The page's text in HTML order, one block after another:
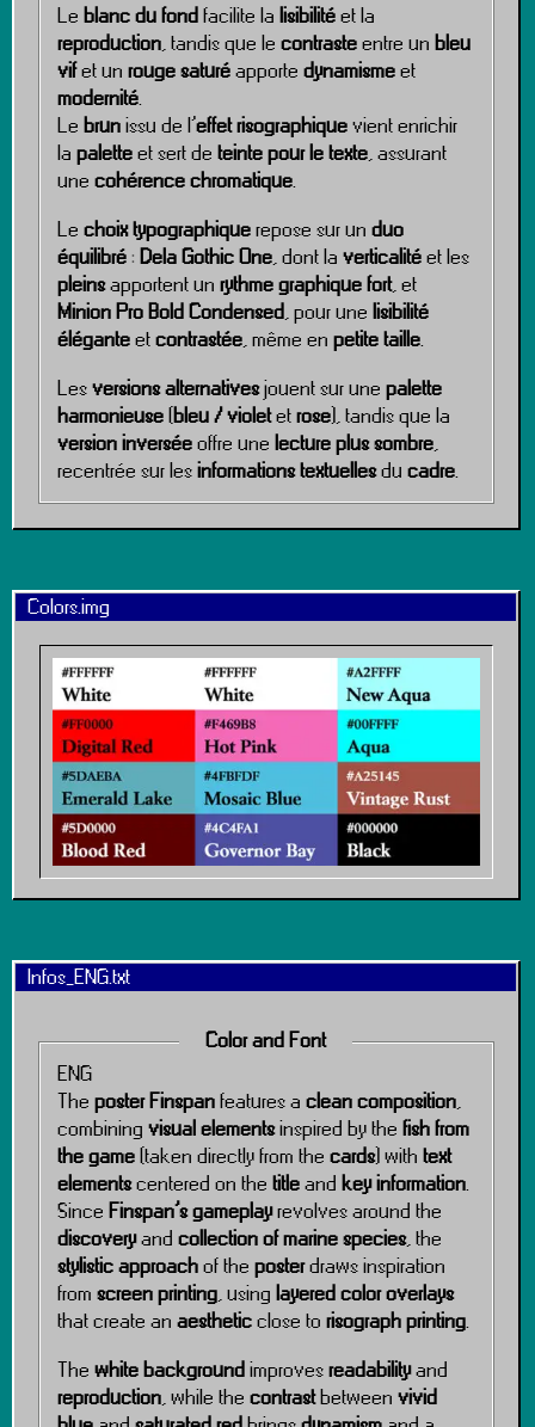
Le blanc du fondfacilite la lisibilitéet la
reproduction, tandis que le contrasteentre un bleu
vifet un rouge saturéapporte dynamismeet
modernité.
Le brunissu de l’effet risographiquevient enrichir
la paletteet sert de teinte pour le texte, assurant
une cohérence chromatique.
Le choix typographiquerepose sur un duo
équilibré: Dela Gothic One, dont la verticalitéet les
pleinsapportent un rythme graphique fort, et
Minion Pro Bold Condensed, pour une lisibilité
éléganteetcontrastée, même en petite taille.
Lesversions alternativesjouent sur une palette
harmonieuse(bleu / violetetrose), tandis que la
version inverséeoffre une lecture plus sombre,
recentrée sur lesinformations textuellesdu cadre.
Colors.img
Infos_ENG.txt
Color and Font
ENG
The poster Finspanfeatures a clean composition,
combining visual elementsinspired by the fish from
the game(taken directly from the cards) with text
elementscentered on the titleand key information.
Since Finspan’s gameplayrevolves around the
discoveryand collection of marine species, the
stylistic approachof the posterdraws inspiration
from screen printing, using layered color overlays
that create an aestheticclose to risograph printing.
The white backgroundimprovesreadabilityand
reproduction, while the contrastbetween vivid